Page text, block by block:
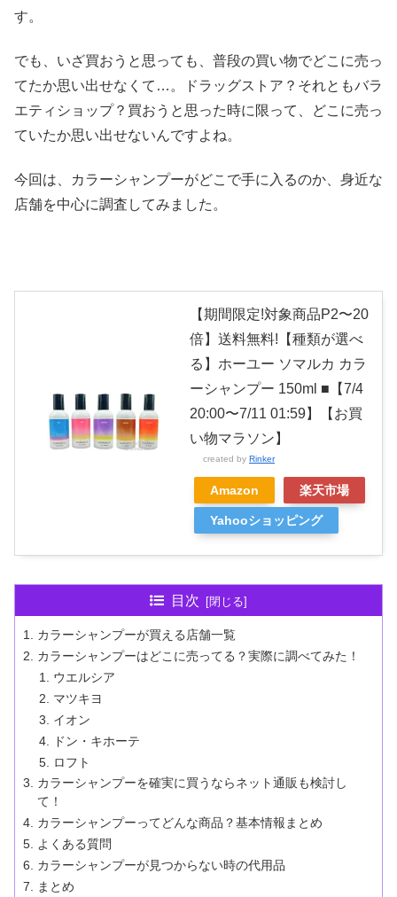
す。
でも、いざ買おうと思っても、普段の買い物でどこに売っ
てたか思い出せなくて…。ドラッグストア？それともバラ
エティショップ？買おうと思った時に限って、どこに売っ
ていたか思い出せないんですよね。
今回は、カラーシャンプーがどこで手に入るのか、身近な
店舗を中心に調査してみました。
【期間限定!対象商品P2〜20
倍】送料無料!【種類が選べ
る】ホーユー ソマルカ カラ
ーシャンプー 150ml ■【7/4
20:00〜7/11 01:59】【お買
い物マラソン】
created by Rinker
Amazon 楽天市場
Yahooショッピング
目次
カラーシャンプーが買える店舗一覧
カラーシャンプーはどこに売ってる？実際に調べてみた！
ウエルシア
マツキヨ
イオン
ドン・キホーテ
ロフト
カラーシャンプーを確実に買うならネット通販も検討し
て！
カラーシャンプーってどんな商品？基本情報まとめ
よくある質問
カラーシャンプーが見つからない時の代用品
まとめ